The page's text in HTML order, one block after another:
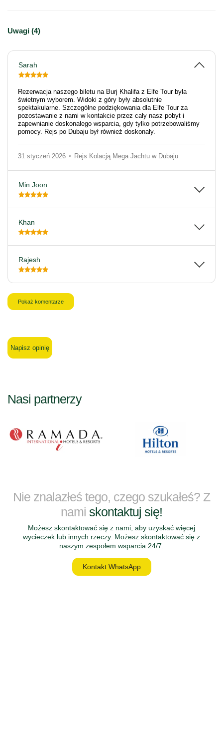
Uwagi (4)
Sarah
Rezerwacja naszego biletu na Burj Khalifa z Elfe Tour była
świetnym wyborem. Widoki z góry były absolutnie
spektakularne. Szczególne podziękowania dla Elfe Tour za
pozostawanie z nami w kontakcie przez cały nasz pobyt i
zapewnianie doskonałego wsparcia, gdy tylko potrzebowaliśmy
pomocy. Rejs po Dubaju był również doskonały.
31 styczeń 2026 Rejs Kolacją Mega Jachtu w Dubaju
Min Joon
Khan
Rajesh
Pokaż komentarze
Napisz opinię
Nasi partnerzy
Nie znalazłeś tego, czego szukałeś? Z
nami skontaktuj się!
Możesz skontaktować się z nami, aby uzyskać więcej
wycieczek lub innych rzeczy. Możesz skontaktować się z
naszym zespołem wsparcia 24/7.
Kontakt WhatsApp